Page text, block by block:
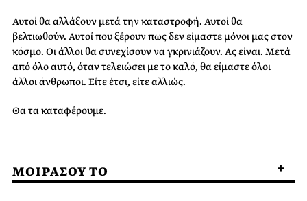
Αυτοί θα αλλάξουν μετά την καταστροφή. Αυτοί θα
βελτιωθούν. Αυτοί που ξέρουν πως δεν είμαστε μόνοι μας στον
κόσμο. Οι άλλοι θα συνεχίσουν να γκρινιάζουν. Ας είναι. Μετά
από όλο αυτό, όταν τελειώσει με το καλό, θα είμαστε όλοι
άλλοι άνθρωποι. Είτε έτσι, είτε αλλιώς.
Θα τα καταφέρουμε.
ΜΟΙΡΑΣΟΥ ΤΟ